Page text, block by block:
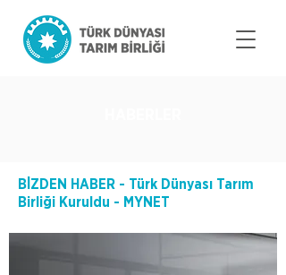
BİZDEN HABER - Türk Dünyası Tarım
Birliği Kuruldu - MYNET